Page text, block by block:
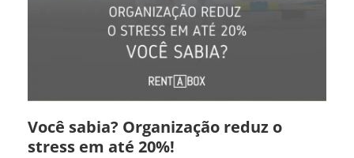
Você sabia? Organização reduz o
stress em até 20%!